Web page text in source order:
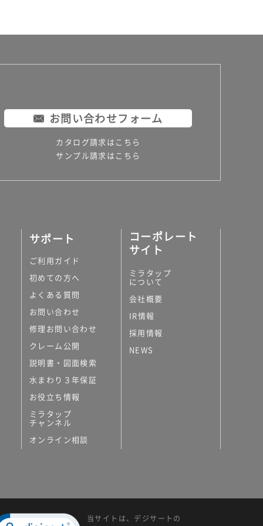
お問い合わせフォーム
カタログ請求はこちら
サンプル請求はこちら
サポート
ご利用ガイド
初めての方へ
よくある質問
お問い合わせ
修理お問い合わせ
クレーム公開
説明書・図面検索
水まわり３年保証
お役立ち情報
ミラタップ
チャンネル
オンライン相談
コーポレート
サイト
ミラタップ
について
会社概要
IR情報
採用情報
NEWS
当サイトは、デジサートの